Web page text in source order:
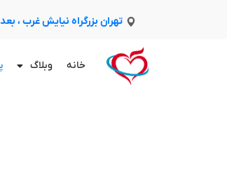
تهران بزرگراه نیایش غرب ،
خانه وبلاگ